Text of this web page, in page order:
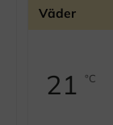
Väder
21°C